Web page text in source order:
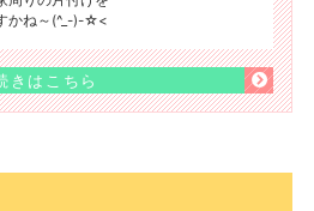
かね～(^_-)-☆<
きはこちら